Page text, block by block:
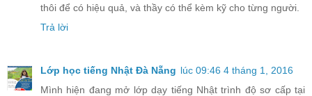
thôi để có hiệu quả, và thầy có thể kèm kỹ cho từng người.
Trả lời
Lớp học tiếng Nhật Đà Nẵng lúc 09:46 4 tháng 1, 2016
Mình hiện đang mở lớp dạy tiếng Nhật trình độ sơ cấp tại